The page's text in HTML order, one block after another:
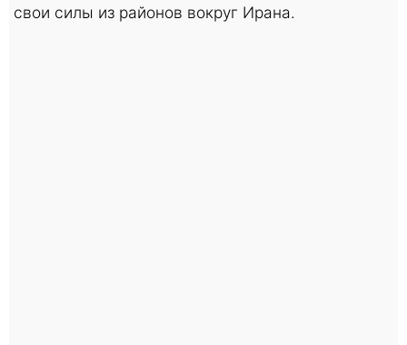
свои силы из районов вокруг Ирана.